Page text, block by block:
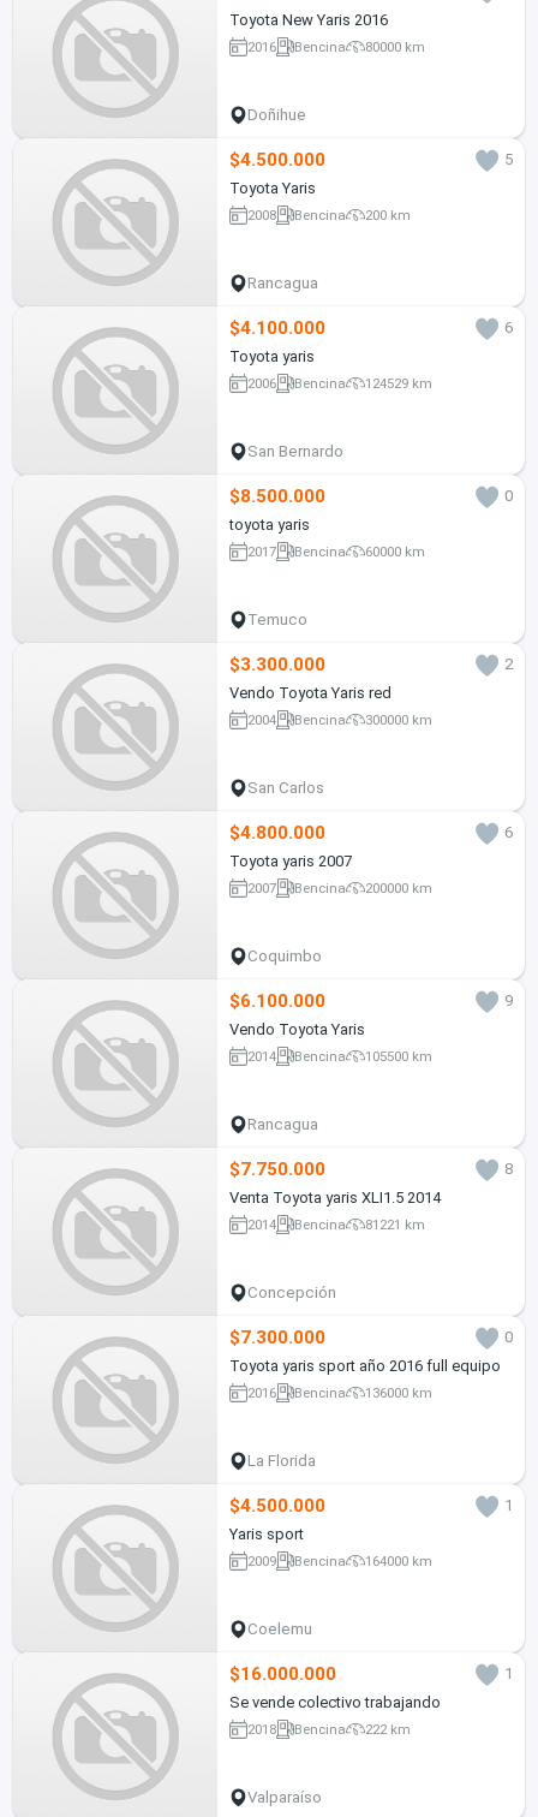
Toyota New Yaris 2016
2016 Bencina 80000 km
Doñihue
$4.500.000
5
Toyota Yaris
2008 Bencina 200 km
Rancagua
$4.100.000
6
Toyota yaris
2006 Bencina 124529 km
San Bernardo
$8.500.000
0
toyota yaris
2017 Bencina 60000 km
Temuco
$3.300.000
2
Vendo Toyota Yaris red
2004 Bencina 300000 km
San Carlos
$4.800.000
6
Toyota yaris 2007
2007 Bencina 200000 km
Coquimbo
$6.100.000
9
Vendo Toyota Yaris
2014 Bencina 105500 km
Rancagua
$7.750.000
8
Venta Toyota yaris XLI1.5 2014
2014 Bencina 81221 km
Concepción
$7.300.000
0
Toyota yaris sport año 2016 full equipo
2016 Bencina 136000 km
La Florida
$4.500.000
1
Yaris sport
2009 Bencina 164000 km
Coelemu
$16.000.000
1
Se vende colectivo trabajando
2018 Bencina 222 km
Valparaíso